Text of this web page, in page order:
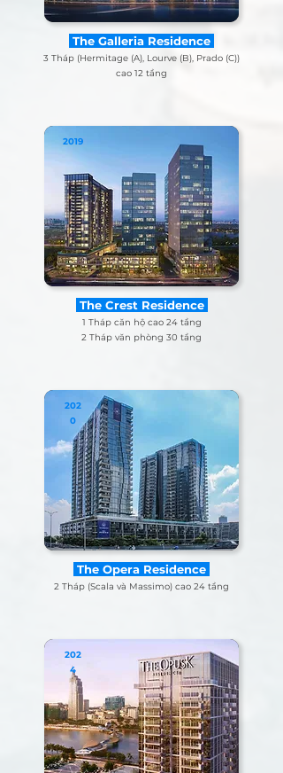
The Galleria Residence
3 Tháp (Hermitage (A), Lourve (B), Prado (C))
cao 12 tầng
2019
The Crest Residence
1 Tháp căn hộ cao 24 tầng
2 Tháp văn phòng 30 tầng
202
0
The Opera Residence
2 Tháp (Scala và Massimo) cao 24 tầng
202
4